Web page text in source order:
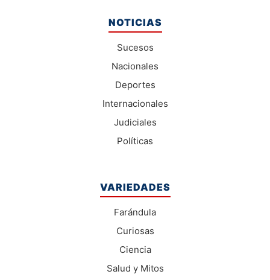
NOTICIAS
Sucesos
Nacionales
Deportes
Internacionales
Judiciales
Políticas
VARIEDADES
Farándula
Curiosas
Ciencia
Salud y Mitos